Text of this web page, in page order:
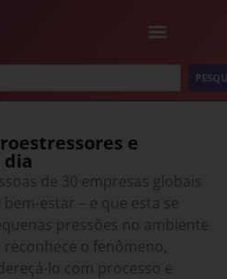
e
dia
de 30 empresas globais
estar – e que esta se
pressões no ambiente
o fenômeno,
lo com processo e